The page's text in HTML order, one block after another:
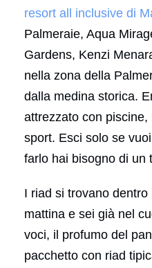
resort all inclusive di
Palmeraie, Aqua
Gardens, Kenzi
nella zona della
dalla medina storica.
attrezzato con
sport. Esci solo se
farlo hai bisogno di un
I riad si trovano
mattina e sei già nel
voci, il profumo del
pacchetto con riad